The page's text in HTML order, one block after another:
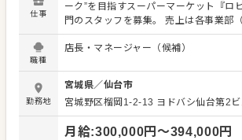
仕事
ーク”を目指すスーパーマーケット『ロ
門のスタッフを募集。 売上は各事業部
果・惣菜・食品部門）毎にマネジメン
店舗管理部門の仕事としては、全事業部
の仕事が中心となります。 レジやお客様の対応、スタッフ
教育、文化の浸透のほか、店舗での定期
やSNSでの情報発信などをお任せします
ちが向いている」 「広報に興味がある
経験のある方は、さらに店舗を盛り上げ
職種
店長・マネージャー（候補）
勤務地
宮城県／仙台市
宮城野区榴岡1-2-13 ヨドバシ仙台第2
月給:300,000円〜394,000円